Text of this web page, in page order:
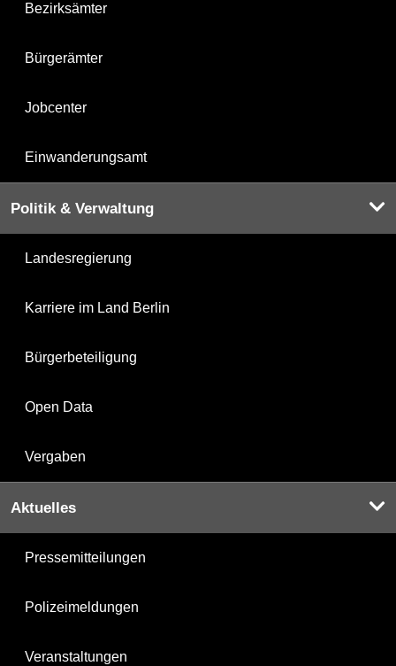
Bezirksämter
Bürgerämter
Jobcenter
Einwanderungsamt
Politik & Verwaltung
Landesregierung
Karriere im Land Berlin
Bürgerbeteiligung
Open Data
Vergaben
Aktuelles
Pressemitteilungen
Polizeimeldungen
Veranstaltungen